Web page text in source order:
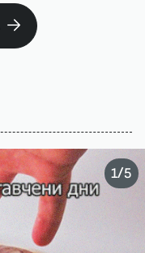
1/5